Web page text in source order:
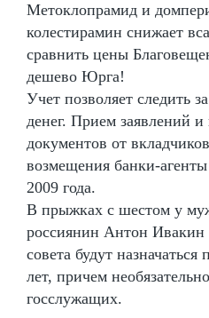
Метоклопрамид и
колестирамин снижает
сравнить цены
дешево Юрга!
Учет позволяет следить
денег. Прием заявлений
документов от
возмещения банки-
2009 года.
В прыжках с шестом у
россиянин Антон
совета будут
лет, причем
госслужащих.